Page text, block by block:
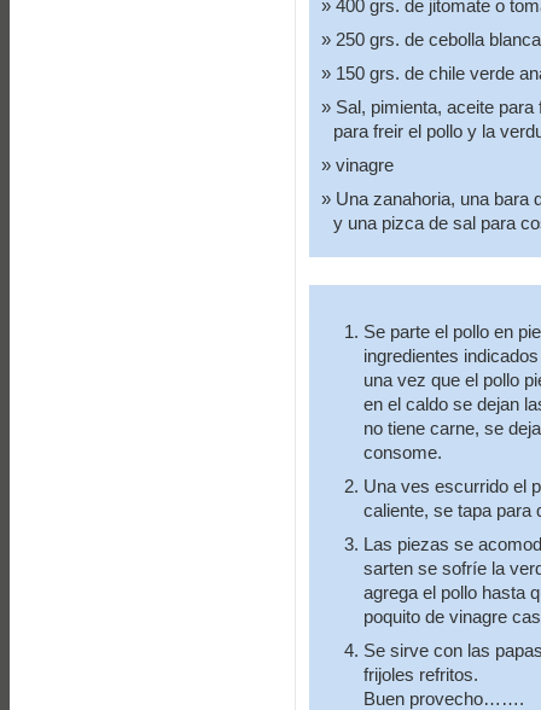
400 grs. de jitomate o
250 grs. de cebolla
150 grs. de chile verde
Sal, pimienta, aceite
para freir el pollo y la
vinagre
Una zanahoria, una bara
y una pizca de sal para
Se parte el pollo en
ingredientes
una vez que el pollo
en el caldo se dejan
no tiene carne, se
consome.
Una ves escurrido el
caliente, se tapa para
Las piezas se
sarten se sofríe la
agrega el pollo hasta
poquito de vinagre
Se sirve con las
frijoles refritos.
Buen provecho…….